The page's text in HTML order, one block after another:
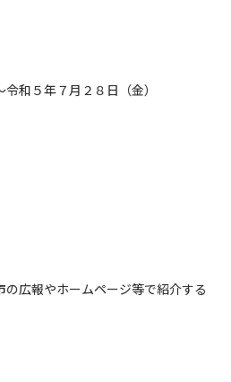
和５年７月２８日（金）
広報やホームページ等で紹介する